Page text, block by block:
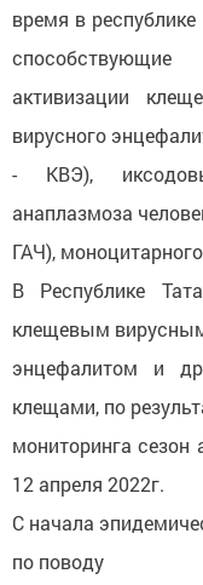
время в
способствующие
активизации
вирусного
- КВЭ),
анаплазмоза
ГАЧ),
В Республике
клещевым
энцефалитом и
клещами, по
мониторинга сезон
12 апреля 2022г.
С начала
по поводу